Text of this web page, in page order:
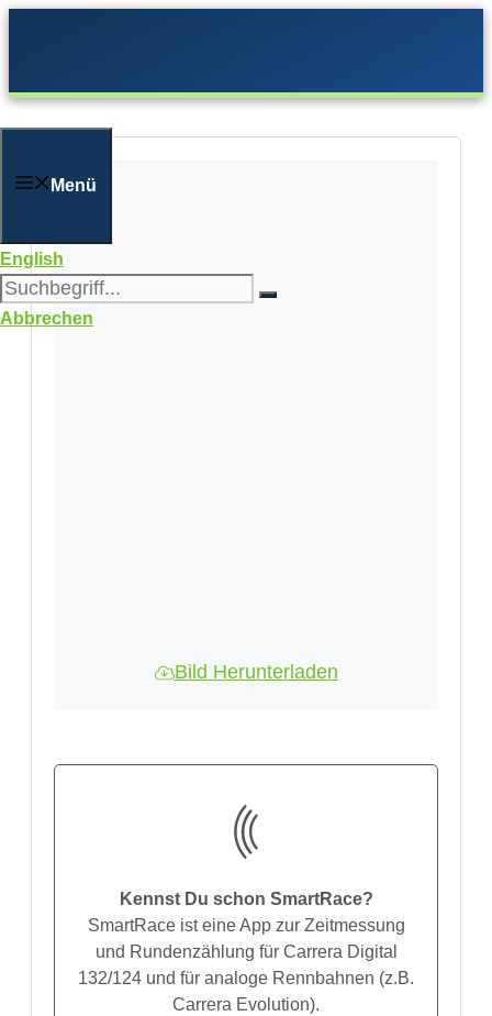
Menü
English
Abbrechen
Bild Herunterladen
Kennst Du schon SmartRace?
SmartRace ist eine App zur Zeitmessung
und Rundenzählung für Carrera Digital
132/124 und für analoge Rennbahnen (z.B.
Carrera Evolution).